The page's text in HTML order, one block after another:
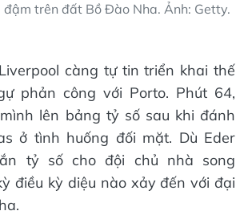
trên đất Bồ Đào Nha. Ảnh: Getty.
càng tự tin triển khai thế
phản công với Porto. Phút 64,
lên bảng tỷ số sau khi đánh
ở tình huống đối mặt. Dù Eder
tỷ số cho đội chủ nhà song
điều kỳ diệu nào xảy đến với đại